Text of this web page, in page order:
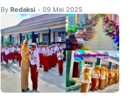
By Redaksi • 09 Mei 2025